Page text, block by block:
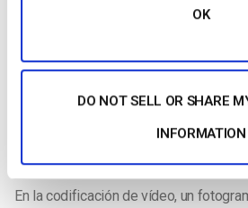
OK
DO NOT SELL OR SHARE
INFORMATION
La ingesta es el proceso de enviar un
codificador a tu
continuación, reempaquetarán el flujo
Fotograma clave
En la codificación de vídeo, un